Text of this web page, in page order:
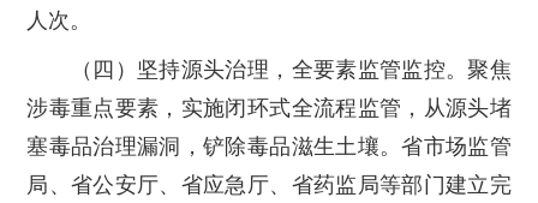
人次。
（四）坚持源头治理，全要素监管监控。聚焦
涉毒重点要素，实施闭环式全流程监管，从源头堵
塞毒品治理漏洞，铲除毒品滋生土壤。省市场监管
局、省公安厅、省应急厅、省药监局等部门建立完